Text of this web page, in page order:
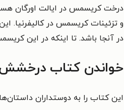
درخت کریسمس در ایالت اورگان
و تزئینات کریسمس در کالیفرنیا.
در آنجا باشد. تا اینکه در این
خواندن کتاب
این کتاب را به دوستداران